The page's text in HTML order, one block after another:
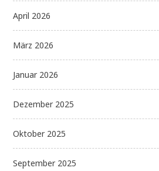
April 2026
März 2026
Januar 2026
Dezember 2025
Oktober 2025
September 2025